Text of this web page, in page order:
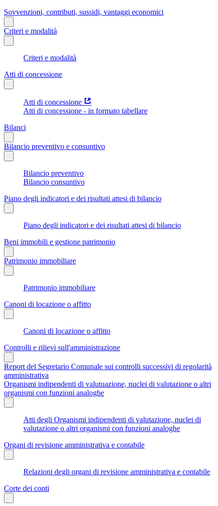
Sovvenzioni, contributi, sussidi, vantaggi economici
Criteri e modalità
Criteri e modalità
Atti di concessione
Atti di concessione
Atti di concessione - in formato tabellare
Bilanci
Bilancio preventivo e consuntivo
Bilancio preventivo
Bilancio consuntivo
Piano degli indicatori e dei risultati attesi di bilancio
Piano degli indicatori e dei risultati attesi di bilancio
Beni immobili e gestione patrimonio
Patrimonio immobiliare
Patrimonio immobiliare
Canoni di locazione o affitto
Canoni di locazione o affitto
Controlli e rilievi sull'amministrazione
Report del Segretario Comunale sui controlli successivi di regolarità
amministrativa
Organismi indipendenti di valutuazione, nuclei di valutazione o altri
organismi con funzioni analoghe
Atti degli Organismi indipendenti di valutazione, nuclei di
valutazione o altri organismi con funzioni analoghe
Organi di revisione amministrativa e contabile
Relazioni degli organi di revisione amministrativa e contabile
Corte dei conti